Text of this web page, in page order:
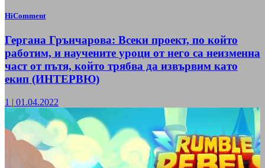
HiComment
Гергана Грънчарова: Всеки проект, по който
работим, и научените уроци от него са неизменна
част от пътя, който трябва да извървим като
екип (ИНТЕРВЮ)
1 | 01.04.2022